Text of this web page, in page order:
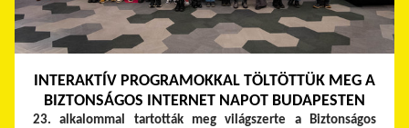
INTERAKTÍV PROGRAMOKKAL TÖLTÖTTÜK MEG A
BIZTONSÁGOS INTERNET NAPOT BUDAPESTEN
23. alkalommal tartották meg világszerte a Biztonságos